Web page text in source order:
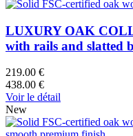
LUXURY OAK
with rails and slatted
219.00 €
438.00 €
Voir le détail
New